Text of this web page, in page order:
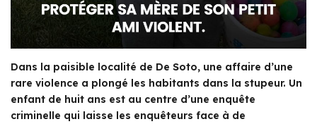
Dans la paisible localité de De Soto, une affaire d’une
rare violence a plongé les habitants dans la stupeur. Un
enfant de huit ans est au centre d’une enquête
criminelle qui laisse les enquêteurs face à de